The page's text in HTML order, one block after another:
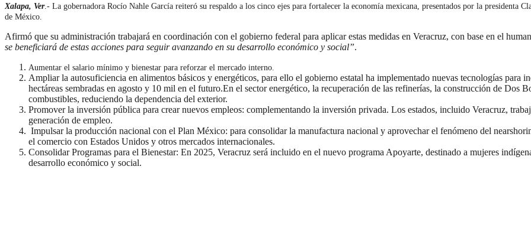
Xalapa, Ver.- La gobernadora Rocío Nahle García reiteró su respaldo a los cinco ejes para fortalecer la economía mexicana, presentados por la presidenta
de México.
Afirmó que su administración trabajará en coordinación con el gobierno federal para aplicar estas medidas en Veracruz, con base en el
se beneficiará de estas acciones para seguir avanzando en su desarrollo económico y social”.
Aumentar el salario mínimo y bienestar para reforzar el mercado interno.
Ampliar la autosuficiencia en alimentos básicos y energéticos, para ello el gobierno estatal ha implementado nuevas tecnologías para
hectáreas sembradas en agosto y 10 mil en el futuro.En el sector energético, la recuperación de las refinerías, la construcción de Dos
combustibles, reduciendo la dependencia del exterior.
Promover la inversión pública para crear nuevos empleos: complementando la inversión privada. Los estados, incluido Veracruz,
generación de empleo.
Impulsar la producción nacional con el Plan México: para consolidar la manufactura nacional y aprovechar el fenómeno del
el comercio con Estados Unidos y otros mercados internacionales.
Consolidar Programas para el Bienestar: En 2025, Veracruz será incluido en el nuevo programa Apoyarte, destinado a mujeres
desarrollo económico y social.